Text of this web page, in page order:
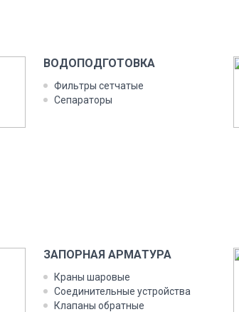
ВО­ДОПОД­ГО­ТОВ­КА
Филь­тры сет­ча­тые
Се­пара­торы
ЗА­ПОР­НАЯ АР­МА­ТУРА
Кра­ны ша­ровые
Со­еди­нитель­ные ус­трой­ства
Кла­паны об­ратные